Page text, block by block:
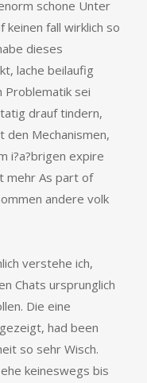
schone Unter
fall wirklich so
dieses
lache beilaufig
Problematik sei
drauf tindern,
den Mechanismen,
i?a?brigen expire
mehr As part of
andere volk
verstehe ich,
Chats ursprunglich
Die eine
had been
so sehr Wisch.
keineswegs bis